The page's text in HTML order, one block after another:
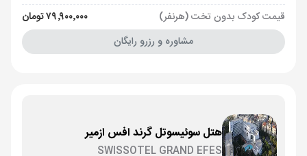
قیمت کودک بدون تخت (هرنفر)
۷۹٬۹۰۰٬۰۰۰ تومان
مشاوره و رزرو رایگان
هتل سوئیسوتل گرند افس ازمیر
SWISSOTEL GRAND EFES